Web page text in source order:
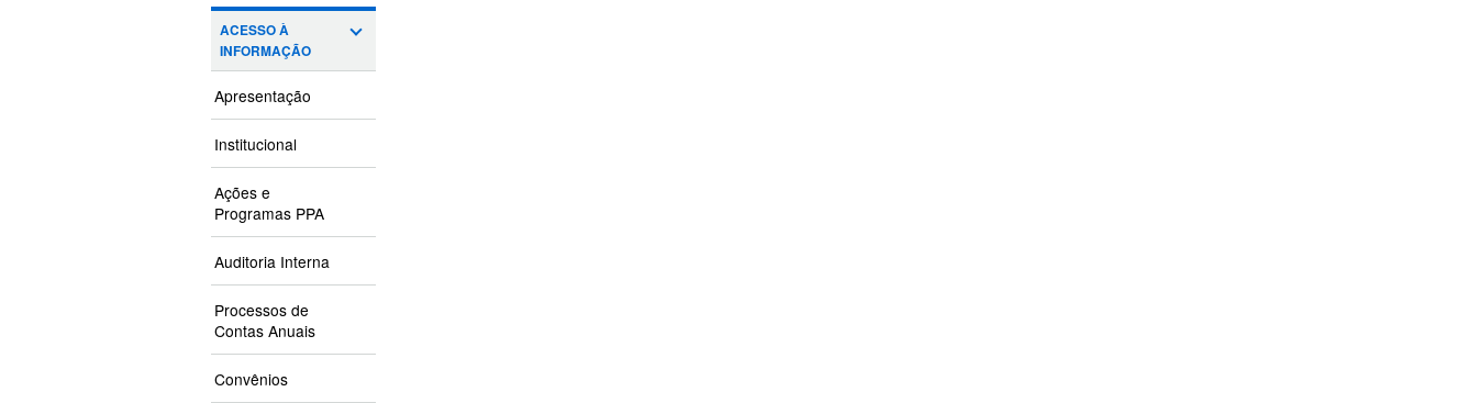
ACESSO À
INFORMAÇÃO
Apresentação
Institucional
Ações e
Programas PPA
Auditoria Interna
Processos de
Contas Anuais
Convênios